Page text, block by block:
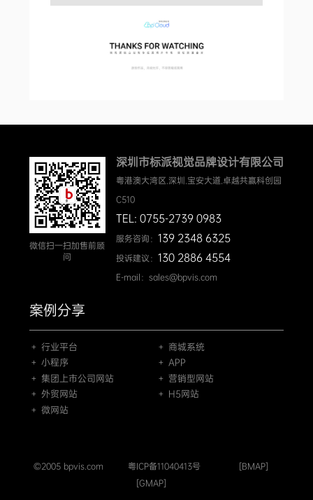
微信扫一扫加售前顾
问
深圳市标派视觉品牌设计有限公司
粤港澳大湾区.深圳.宝安大道.卓越共赢科创园
C510
TEL: 0755-2739 0983
服务咨询： 139 2348 6325
投诉建议： 130 2886 4554
E-mail：sales@bpvis.com
案例分享
＋ 行业平台
＋ 商城系统
＋ 小程序
＋ APP
＋ 集团上市公司网站
＋ 营销型网站
＋ 外贸网站
＋ H5网站
＋ 微网站
©2005 bpvis.com 粤ICP备11040413号
[BMAP]
[GMAP]